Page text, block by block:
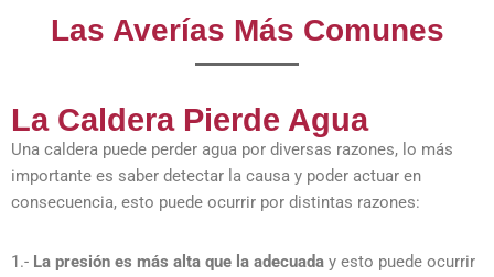
Las Averías Más Comunes
La Caldera Pierde Agua
Una caldera puede perder agua por diversas razones, lo más
importante es saber detectar la causa y poder actuar en
consecuencia, esto puede ocurrir por distintas razones:
1.- La presión es más alta que la adecuada y esto puede ocurrir